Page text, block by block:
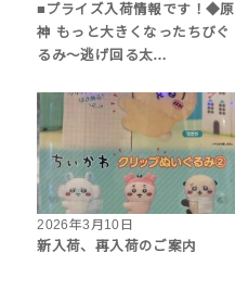
■プライズ入荷情報です！◆原
神 もっと大きくなったちびぐ
るみ～逃げ回る太…
2026年3月10日
新入荷、再入荷のご案内